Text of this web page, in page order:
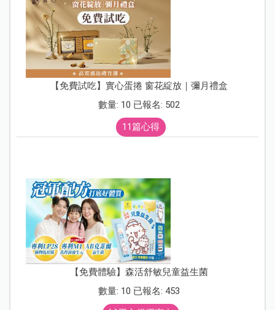
【免費試吃】實心蛋捲 窗花綻放｜彌月禮盒
數量: 10 已報名: 502
11篇心得
【免費體驗】森活舒敏兒童益生菌
數量: 10 已報名: 453